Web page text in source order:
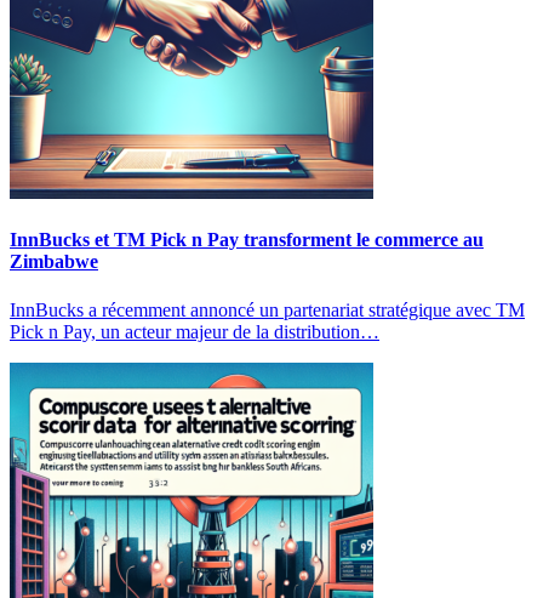
InnBucks et TM Pick n Pay transforment le commerce au
Zimbabwe
InnBucks a récemment annoncé un partenariat stratégique avec TM
Pick n Pay, un acteur majeur de la distribution…